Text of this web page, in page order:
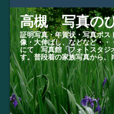
高槻 写真の
証明写真・年賀状・写真ポス
像・大伸ばし、などなど・
にて 写真館「フォトスタジ
す。普段着の家族写真から、